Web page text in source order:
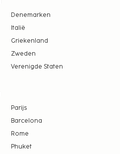
Denemarken
Italië
Griekenland
Zweden
Verenigde Staten
Parijs
Barcelona
Rome
Phuket